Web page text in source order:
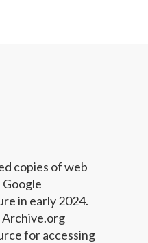
copies of web
Google
in early 2024.
Archive.org
for accessing